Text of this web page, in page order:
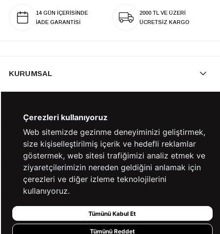
14 GÜN İÇERİSİNDE
İADE GARANTİSİ
2000 TL VE ÜZERİ
ÜCRETSİZ KARGO
KURUMSAL
YARDIM
BİZE ULAŞIN
HIZLI ERİŞİM
Çerezleri kullanıyoruz
Web sitemizde gezinme deneyiminizi geliştirmek,
size kişiselleştirilmiş içerik ve hedefli reklamlar
göstermek, web sitesi trafiğimizi analiz etmek ve
ziyaretçilerimizin nereden geldiğini anlamak için
çerezleri ve diğer izleme teknolojilerini
kullanıyoruz.
Tümünü Kabul Et
Tümünü Reddet